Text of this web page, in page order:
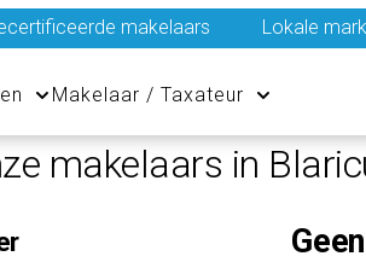
makelaars Lokale
Makelaar / Taxateur
makelaars in
Geen